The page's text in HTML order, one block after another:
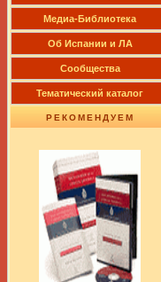
Медиа-Библиотека
Об Испании и ЛА
Сообщества
Тематический каталог
РЕКОМЕНДУЕМ